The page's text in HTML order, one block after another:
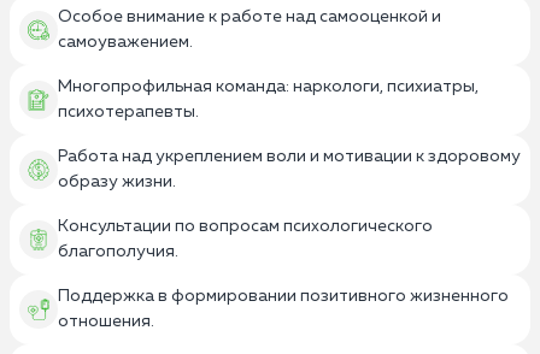
Особое внимание к работе над самооценкой и
самоуважением.
Многопрофильная команда: наркологи, психиатры,
психотерапевты.
Работа над укреплением воли и мотивации к здоровому
образу жизни.
Консультации по вопросам психологического
благополучия.
Поддержка в формировании позитивного жизненного
отношения.